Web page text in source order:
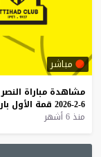
مباشر
مشاهدة مباراة النصر
6-2-2026
قمة الأول
منذ 6 أشهر